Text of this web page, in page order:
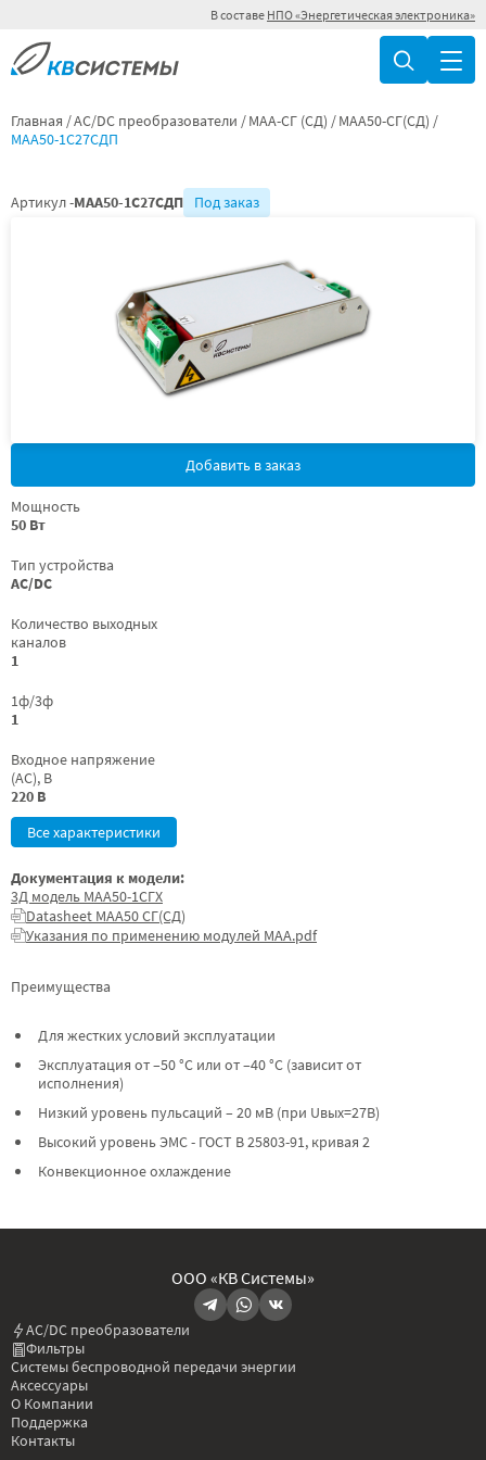
В составе НПО «Энергетическая электроника»
Главная AC/DC преобразователи МАА-СГ (СД)
МАА50-СГ(СД)
МАА50-1С27СДП
Артикул -МАА50-1С27СДП Под заказ
Добавить в заказ
Мощность
50 Вт
Тип устройства
AC/DC
Количество выходных
каналов
1
1ф/3ф
1
Входное напряжение
(AC), В
220 В
Все характеристики
Преимущества
Для жестких условий эксплуатации
Эксплуатация от –50 °C или от –40 °C (зависит от
исполнения)
Низкий уровень пульсаций – 20 мВ (при Uвых=27В)
Высокий уровень ЭМС - ГОСТ В 25803-91, кривая 2
Конвекционное охлаждение
Документация к модели:
3Д модель МАА50-1СГХ
Datasheet МАА50 СГ(СД)
Указания по применению модулей МАА.pdf
ООО «КВ Системы»
AC/DC преобразователи
Фильтры
Системы беспроводной передачи энергии
Аксессуары
О Компании
Поддержка
Контакты